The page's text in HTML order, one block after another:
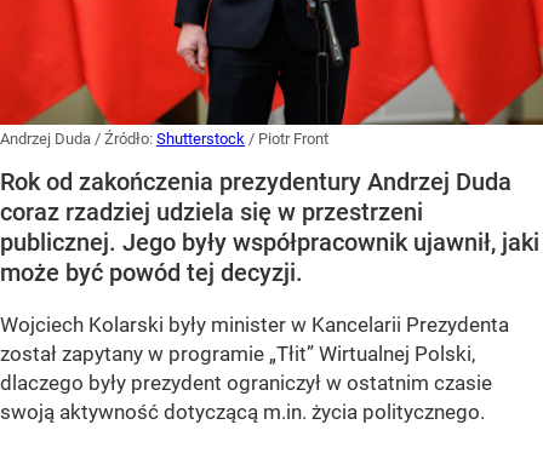
Andrzej Duda / Źródło: Shutterstock / Piotr Front
Rok od zakończenia prezydentury Andrzej Duda
coraz rzadziej udziela się w przestrzeni
publicznej. Jego były współpracownik ujawnił, jaki
może być powód tej decyzji.
Wojciech Kolarski były minister w Kancelarii Prezydenta
został zapytany w programie „Tłit” Wirtualnej Polski,
dlaczego były prezydent ograniczył w ostatnim czasie
swoją aktywność dotyczącą m.in. życia politycznego.